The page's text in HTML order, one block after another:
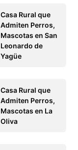
Casa Rural que
Admiten Perros,
Mascotas en San
Leonardo de
Yagüe
Casa Rural que
Admiten Perros,
Mascotas en La
Oliva